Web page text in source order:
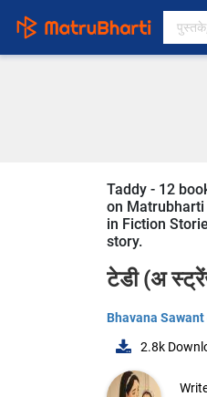
Taddy - 12
on
in Fiction
story.
टेडी (अ
Bhavana Sawant
2.8k